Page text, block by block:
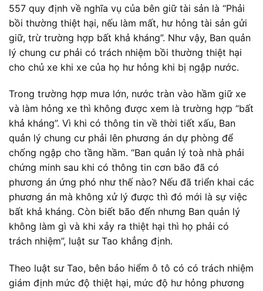
557 quy định về nghĩa vụ của bên giữ tài sản là “Phải
bồi thường thiệt hại, nếu làm mất, hư hỏng tài sản gửi
giữ, trừ trường hợp bất khả kháng”. Như vậy, Ban quản
lý chung cư phải có trách nhiệm bồi thường thiệt hại
cho chủ xe khi xe của họ hư hỏng khi bị ngập nước.
Trong trường hợp mưa lớn, nước tràn vào hầm giữ xe
và làm hỏng xe thì không được xem là trường hợp “bất
khả kháng”. Vì khi có thông tin về thời tiết xấu, Ban
quản lý chung cư phải lên phương án dự phòng để
chống ngập cho tầng hầm. “Ban quản lý toà nhà phải
chứng minh sau khi có thông tin cơn bão đã có
phương án ứng phó như thế nào? Nếu đã triển khai các
phương án mà không xử lý được thì đó mới là sự việc
bất khả kháng. Còn biết bão đến nhưng Ban quản lý
không làm gì và khi xảy ra thiệt hại thì họ phải có
trách nhiệm”, luật sư Tao khẳng định.
Theo luật sư Tao, bên bảo hiểm ô tô có có trách nhiệm
giám định mức độ thiệt hại, mức độ hư hỏng phương